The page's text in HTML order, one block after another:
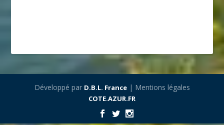
Développé par D.B.L. France| Mentions légales
COTE.AZUR.FR